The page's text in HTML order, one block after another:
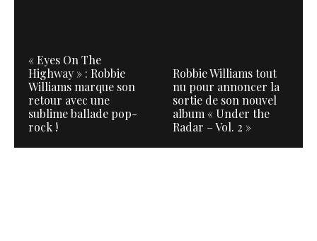
« Eyes On The
Highway » : Robbie
Williams marque son
retour avec une
sublime ballade pop-
rock !
Robbie Williams tout
nu pour annoncer la
sortie de son nouvel
album « Under the
Radar – Vol. 2 »